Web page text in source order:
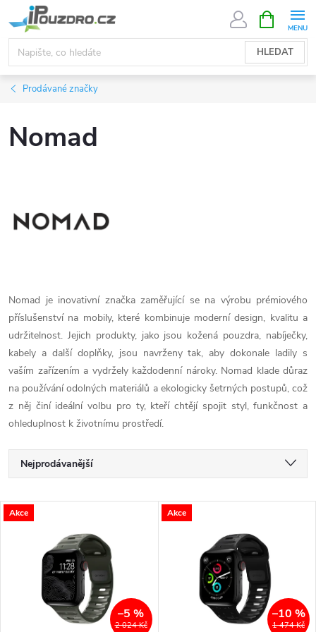
na
obsah
HLEDAT
NÁKUPNÍ
KOŠÍK
Prodávané značky
Nomad
Nomad je inovativní značka zaměřující se na výrobu prémiového
příslušenství na mobily, které kombinuje moderní design, kvalitu a
udržitelnost. Jejich produkty, jako jsou kožená pouzdra, nabíječky,
kabely a další doplňky, jsou navrženy tak, aby dokonale ladily s
vaším zařízením a vydržely každodenní nároky. Nomad klade důraz
na používání odolných materiálů a ekologicky šetrných postupů, což
z něj činí ideální volbu pro ty, kteří chtějí spojit styl, funkčnost a
ohleduplnost k životnímu prostředí.
Ř
a
Nejprodávanější
Nejdražší
Abecedně
V
Akce
2 024 Kč
–5 %
Akce
1 474 Kč
–10 %